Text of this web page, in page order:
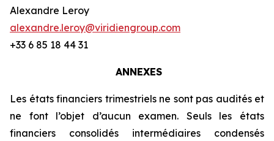
Alexandre Leroy
alexandre.leroy@viridiengroup.com
+33 6 85 18 44 31
ANNEXES
Les états financiers trimestriels ne sont pas audités et
ne font l’objet d’aucun examen. Seuls les états
financiers consolidés intermédiaires condensés